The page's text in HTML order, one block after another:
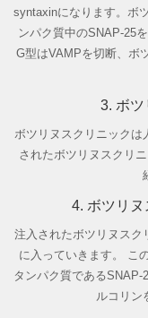
syntaxinになります。ボ
ンパク質中のSNAP-25
G型はVAMPを切断、ボ
3. ボ
ボツリヌスクリニックは
されたボツリヌスクリ
4. ボツリ
注入されたボツリヌスク
に入っていきます。
こ
タンパク質である
ルコリン